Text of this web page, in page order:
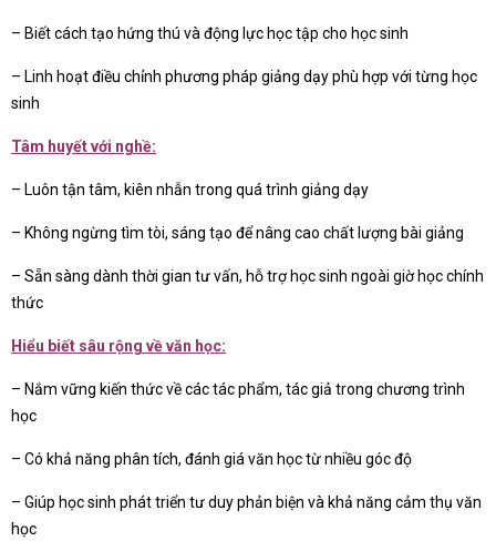
– Biết cách tạo hứng thú và động lực học tập cho học sinh
– Linh hoạt điều chỉnh phương pháp giảng dạy phù hợp với từng học
sinh
Tâm huyết với nghề:
– Luôn tận tâm, kiên nhẫn trong quá trình giảng dạy
– Không ngừng tìm tòi, sáng tạo để nâng cao chất lượng bài giảng
– Sẵn sàng dành thời gian tư vấn, hỗ trợ học sinh ngoài giờ học chính
thức
Hiểu biết sâu rộng về văn học:
– Nắm vững kiến thức về các tác phẩm, tác giả trong chương trình
học
– Có khả năng phân tích, đánh giá văn học từ nhiều góc độ
– Giúp học sinh phát triển tư duy phản biện và khả năng cảm thụ văn
học